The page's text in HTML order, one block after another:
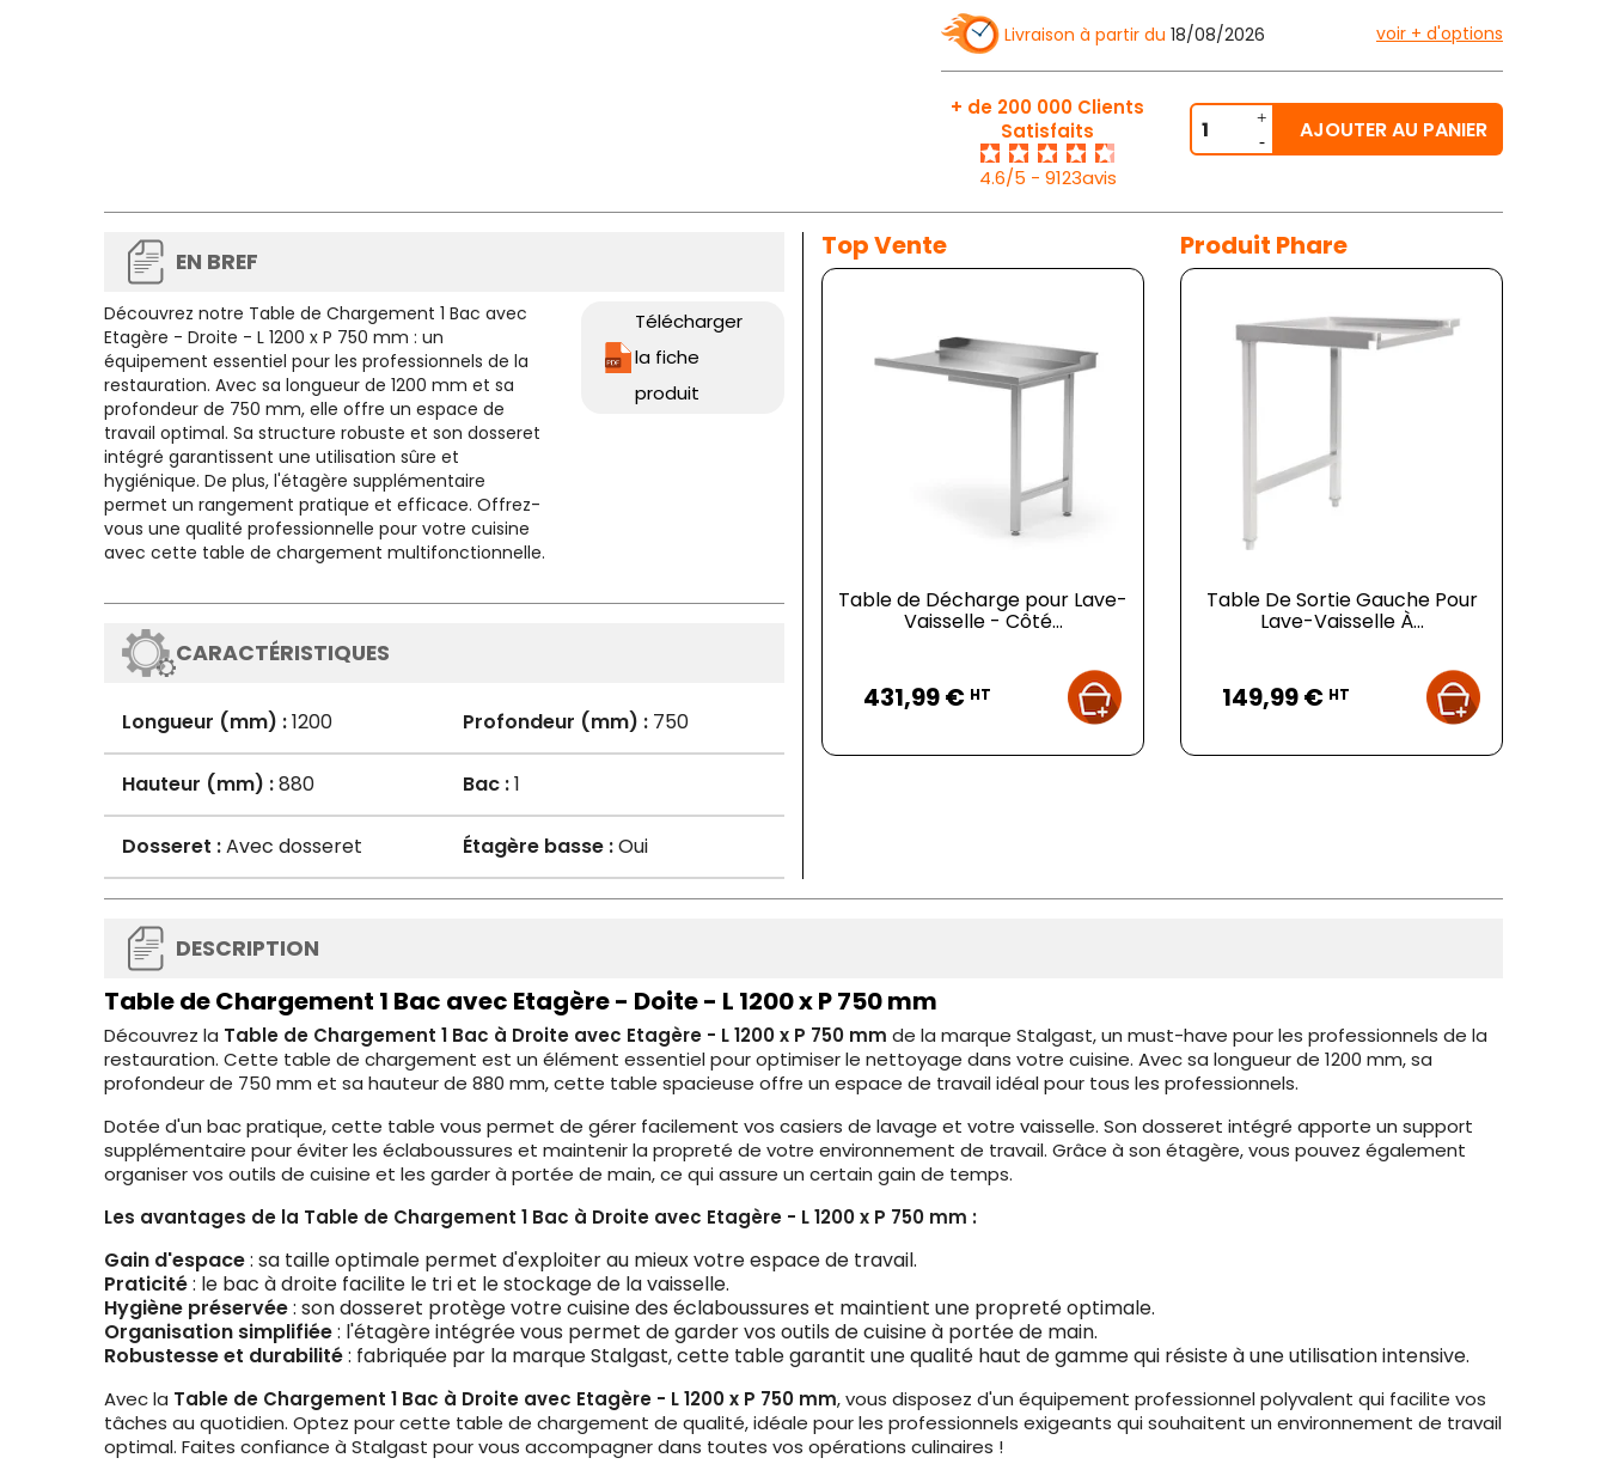
Livraison à partir du 18/08/2026 voir + d'options
+ de 200 000 Clients
Satisfaits
4.6/5 - 9123avis
AJOUTER AU PANIER
EN BREF
Découvrez notre Table de Chargement 1 Bac avec
Etagère - Droite - L 1200 x P 750 mm : un
équipement essentiel pour les professionnels de la
restauration. Avec sa longueur de 1200 mm et sa
profondeur de 750 mm, elle offre un espace de
travail optimal. Sa structure robuste et son dosseret
intégré garantissent une utilisation sûre et
hygiénique. De plus, l'étagère supplémentaire
permet un rangement pratique et efficace. Offrez-
vous une qualité professionnelle pour votre cuisine
avec cette table de chargement multifonctionnelle.
Télécharger
la fiche
produit
CARACTÉRISTIQUES
Longueur (mm) :1200 Profondeur (mm) :750
Hauteur (mm) :880 Bac :1
Dosseret :Avec dosseret Étagère basse :Oui
Top Vente
Table de Décharge pour Lave-
Vaisselle - Côté...
431,99 € HT
Produit Phare
Table De Sortie Gauche Pour
Lave-Vaisselle À...
149,99 € HT
DESCRIPTION
Table de Chargement 1 Bac avec Etagère - Doite - L 1200 x P 750 mm
Découvrez la Table de Chargement 1 Bac à Droite avec Etagère - L 1200 x P 750 mm de la marque Stalgast, un must-have pour les professionnels de la
restauration. Cette table de chargement est un élément essentiel pour optimiser le nettoyage dans votre cuisine. Avec sa longueur de 1200 mm, sa
profondeur de 750 mm et sa hauteur de 880 mm, cette table spacieuse offre un espace de travail idéal pour tous les professionnels.
Dotée d'un bac pratique, cette table vous permet de gérer facilement vos casiers de lavage et votre vaisselle. Son dosseret intégré apporte un support
supplémentaire pour éviter les éclaboussures et maintenir la propreté de votre environnement de travail. Grâce à son étagère, vous pouvez également
organiser vos outils de cuisine et les garder à portée de main, ce qui assure un certain gain de temps.
Les avantages de la Table de Chargement 1 Bac à Droite avec Etagère - L 1200 x P 750 mm :
Gain d'espace: sa taille optimale permet d'exploiter au mieux votre espace de travail.
Praticité: le bac à droite facilite le tri et le stockage de la vaisselle.
Hygiène préservée: son dosseret protège votre cuisine des éclaboussures et maintient une propreté optimale.
Organisation simplifiée: l'étagère intégrée vous permet de garder vos outils de cuisine à portée de main.
Robustesse et durabilité: fabriquée par la marque Stalgast, cette table garantit une qualité haut de gamme qui résiste à une utilisation intensive.
Avec la Table de Chargement 1 Bac à Droite avec Etagère - L 1200 x P 750 mm, vous disposez d'un équipement professionnel polyvalent qui facilite vos
tâches au quotidien. Optez pour cette table de chargement de qualité, idéale pour les professionnels exigeants qui souhaitent un environnement de travail
optimal. Faites confiance à Stalgast pour vous accompagner dans toutes vos opérations culinaires !